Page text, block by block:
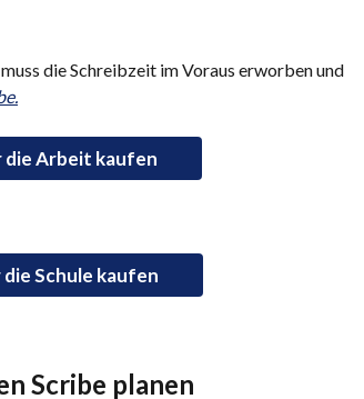
die Schreibzeit im Voraus erworben und
Arbeit kaufen
Schule kaufen
Scribe planen